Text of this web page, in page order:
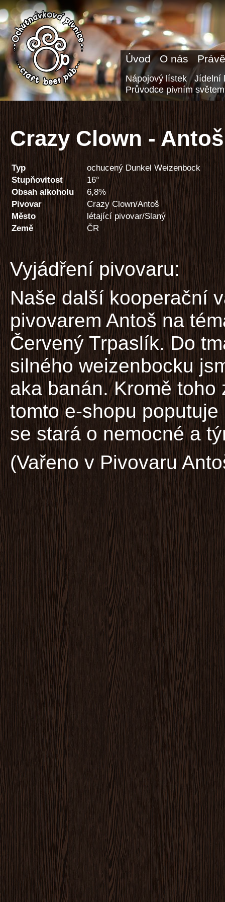
Úvod O nás
Nápojový lístek
Jídelní
Průvodce pivním světem
Crazy Clown -
Typ
ochucený Dunkel Weizenbock
Stupňovitost
16°
Obsah alkoholu
6,8%
Pivovar
Crazy Clown/Antoš
Město
létající pivovar/Slaný
Země
ČR
Vyjádření pivovaru:
Naše další kooperační
pivovarem Antoš na
Červený Trpaslík. Do
silného weizenbocku
aka banán. Kromě
tomto e-shopu
se stará o nemocné a
(Vařeno v Pivovaru